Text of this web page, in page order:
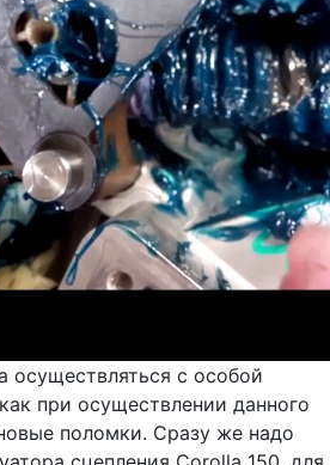
с особой
при осуществлении данного
поломки. Сразу же надо